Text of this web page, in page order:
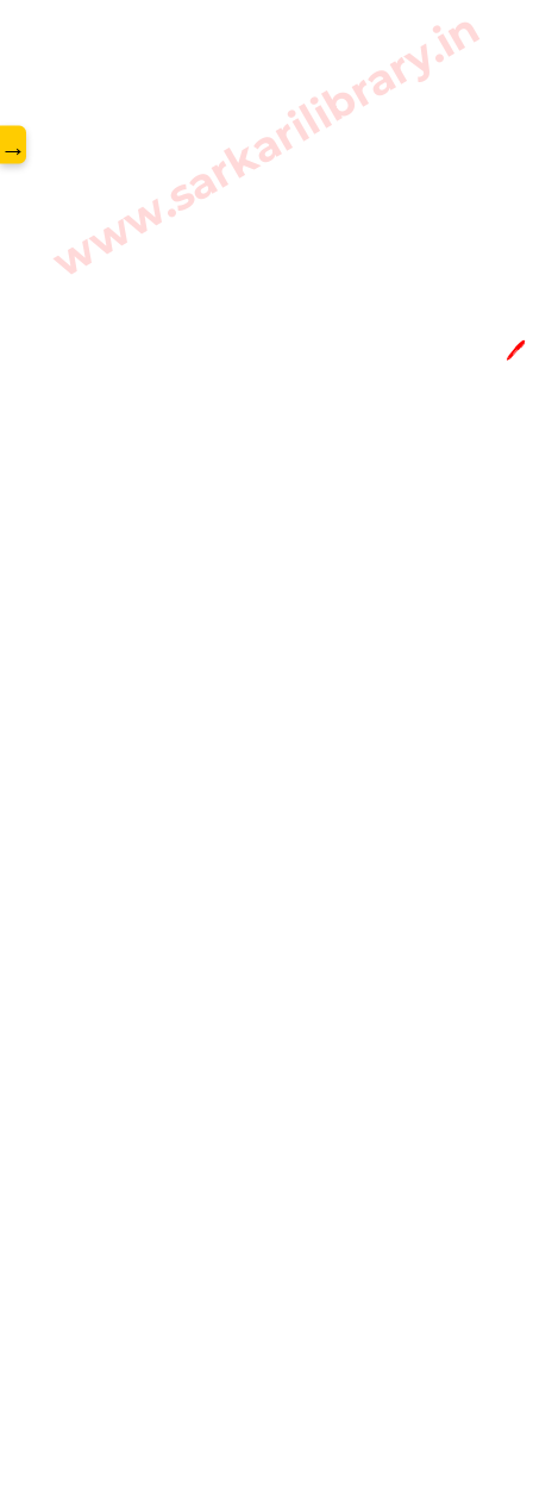
www.sarkarilibrary.in
→
🖊️